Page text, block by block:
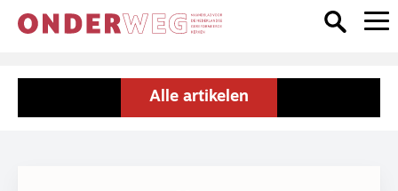
Alle artikelen